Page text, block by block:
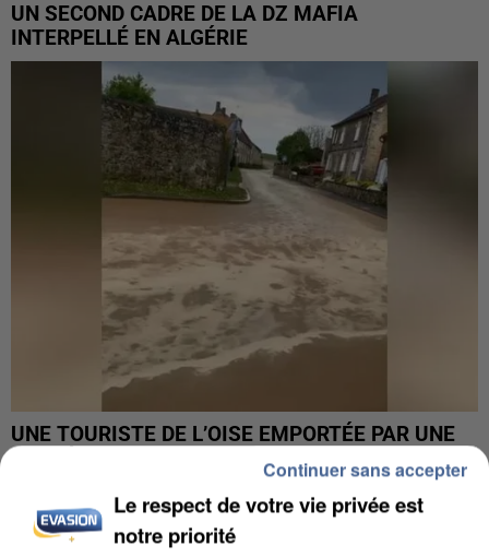
UN SECOND CADRE DE LA DZ MAFIA
INTERPELLÉ EN ALGÉRIE
UNE TOURISTE DE L’OISE EMPORTÉE PAR UNE
COULÉE DE BOUE EN HAUTE-SAVOIE
Le respect de votre vie privée est
notre priorité
Continuer sans accepter